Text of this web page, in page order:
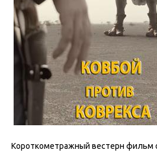
Короткометражный вестерн фильм